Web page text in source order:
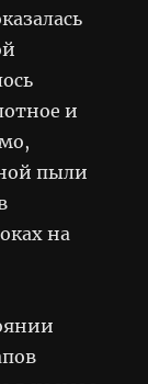
и
пыли
на